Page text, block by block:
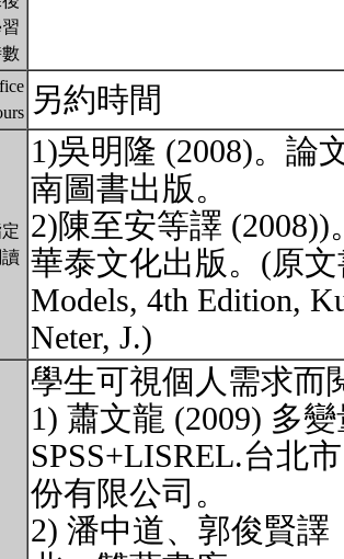
另約時間
1)吳明隆 (2008)。論
南圖書出版。
2)陳至安等譯
華泰文化出版。(原文
Models, 4th Edition,
Neter, J.)
學生可視個人需求而
1) 蕭文龍 (2009) 多
SPSS+LISREL.台北
份有限公司。
2) 潘中道、郭俊賢譯